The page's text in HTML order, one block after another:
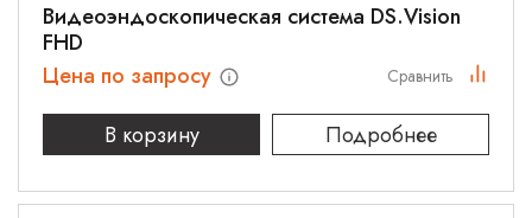
Видеоэндоскопическая система DS.Vision
FHD
Цена по запросу
В корзину
Подробнее
Сравнить